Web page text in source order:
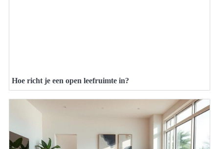
Hoe richt je een open leefruimte in?